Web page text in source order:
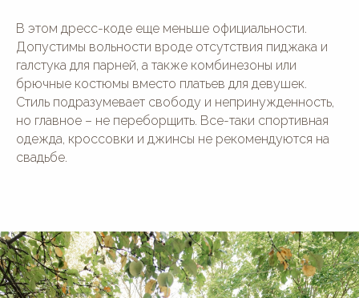
В этом дресс-коде еще меньше официальности.
Допустимы вольности вроде отсутствия пиджака и
галстука для парней, а также комбинезоны или
брючные костюмы вместо платьев для девушек.
Стиль подразумевает свободу и непринужденность,
но главное – не переборщить. Все-таки спортивная
одежда, кроссовки и джинсы не рекомендуются на
свадьбе.